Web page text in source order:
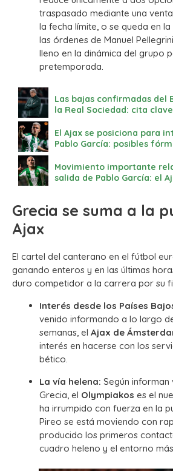
traspasado mediante una
la fecha límite, o se queda en
las órdenes de Manuel
lleno en la dinámica del grupo
pretemporada.
Las bajas confirmadas del
la Real Sociedad: cita clave
El Ajax se posiciona para
Pablo García: posibles
Movimiento importante
salida de Pablo García: el
Grecia se suma a la
Ajax
El cartel del canterano en el fútbol
ganando enteros y en las últimas
duro competidor a la carrera por su
Interés desde los Países
venido informando a lo largo
semanas, el Ajax de
interés en hacerse con los
bético.
La vía helena: Según
Grecia, el Olympiakos es el
ha irrumpido con fuerza en la
Pireo se está moviendo con
producido los primeros
cuadro heleno y el entorno